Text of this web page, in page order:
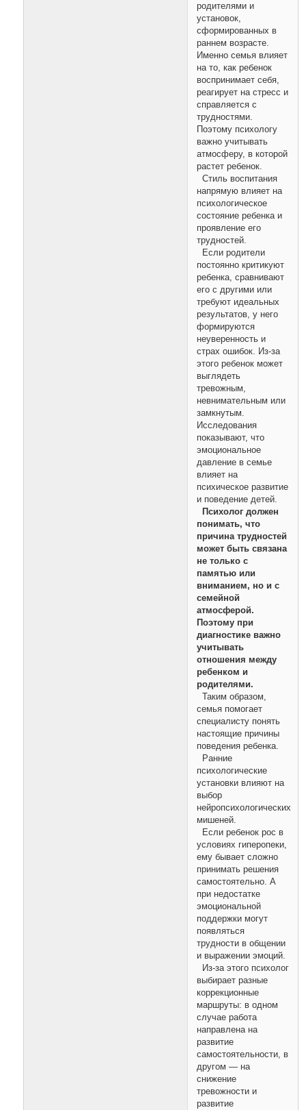
родителями и
установок,
сформированных в
раннем возрасте.
Именно семья влияет
на то, как ребенок
воспринимает себя,
реагирует на стресс и
справляется с
трудностями.
Поэтому психологу
важно учитывать
атмосферу, в которой
растет ребенок.
Стиль воспитания
напрямую влияет на
психологическое
состояние ребенка и
проявление его
трудностей.
Если родители
постоянно критикуют
ребенка, сравнивают
его с другими или
требуют идеальных
результатов, у него
формируются
неуверенность и
страх ошибок. Из-за
этого ребенок может
выглядеть
тревожным,
невнимательным или
замкнутым.
Исследования
показывают, что
эмоциональное
давление в семье
влияет на
психическое развитие
и поведение детей.
Психолог должен
понимать, что
причина трудностей
может быть связана
не только с
памятью или
вниманием, но и с
семейной
атмосферой.
Поэтому при
диагностике важно
учитывать
отношения между
ребенком и
родителями.
Таким образом,
семья помогает
специалисту понять
настоящие причины
поведения ребенка.
Ранние
психологические
установки влияют на
выбор
нейропсихологических
мишеней.
Если ребенок рос в
условиях гиперопеки,
ему бывает сложно
принимать решения
самостоятельно. А
при недостатке
эмоциональной
поддержки могут
появляться
трудности в общении
и выражении эмоций.
Из-за этого психолог
выбирает разные
коррекционные
маршруты: в одном
случае работа
направлена на
развитие
самостоятельности, в
другом — на
снижение
тревожности и
развитие